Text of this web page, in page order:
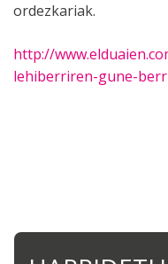
ordezkariak.
http://
lehiberriren-gune-